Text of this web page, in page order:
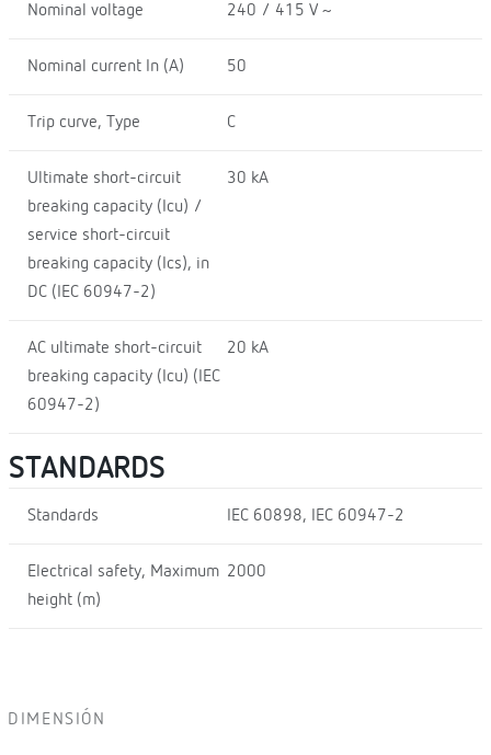
Nominal voltage 240 / 415 V ~
Nominal current In (A) 50
Trip curve, Type C
Ultimate short-circuit
breaking capacity (Icu) /
service short-circuit
breaking capacity (Ics), in
DC (IEC 60947-2)
30 kA
AC ultimate short-circuit
breaking capacity (Icu) (IEC
60947-2)
20 kA
STANDARDS
Standards IEC 60898, IEC 60947-2
Electrical safety, Maximum
height (m)
2000
DIMENSIÓN